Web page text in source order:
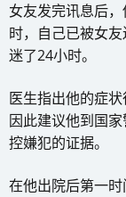
女友发完讯息后
时，自己已被女
迷了24小时。
医生指出他的症
因此建议他到国
控嫌犯的证据。
在他出院后第一